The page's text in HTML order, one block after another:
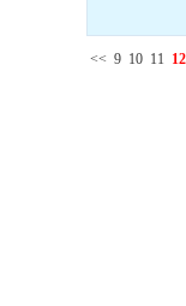
<< 9 10 11 12